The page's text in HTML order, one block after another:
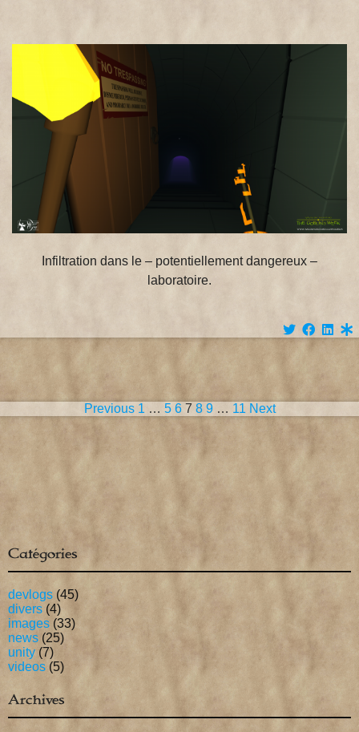
Infiltration dans le – potentiellement dangereux –
laboratoire.
Pagination
des
publications
Previous 1 … 5 6 7 8 9 … 11 Next
Catégories
devlogs (45)
divers (4)
images (33)
news (25)
unity (7)
videos (5)
Archives